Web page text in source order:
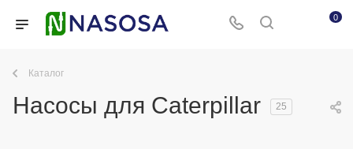
0
Каталог
Насосы для Caterpillar 25